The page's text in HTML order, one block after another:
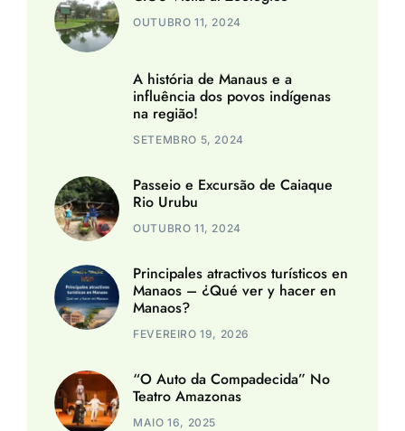
OUTUBRO 11, 2024
A história de Manaus e a
influência dos povos indígenas
na região!
SETEMBRO 5, 2024
Passeio e Excursão de Caiaque
Rio Urubu
OUTUBRO 11, 2024
Principales atractivos turísticos en
Manaos – ¿Qué ver y hacer en
Manaos?
FEVEREIRO 19, 2026
“O Auto da Compadecida” No
Teatro Amazonas
MAIO 16, 2025